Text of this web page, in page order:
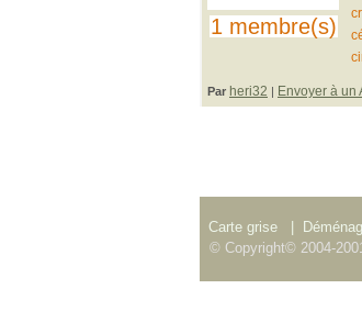
1 membre(s)
Par heri32 | Envoyer à un
Carte grise
© Copyright© 2004-